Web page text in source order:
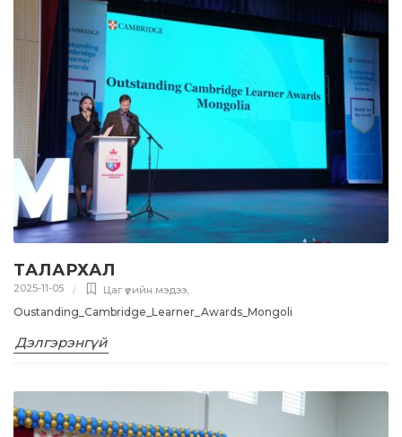
ТАЛАРХАЛ
2025-11-05 Цаг үеийн мэдээ
Oustanding_Cambridge_Learner_Awards_Mongoli
Дэлгэрэнгүй